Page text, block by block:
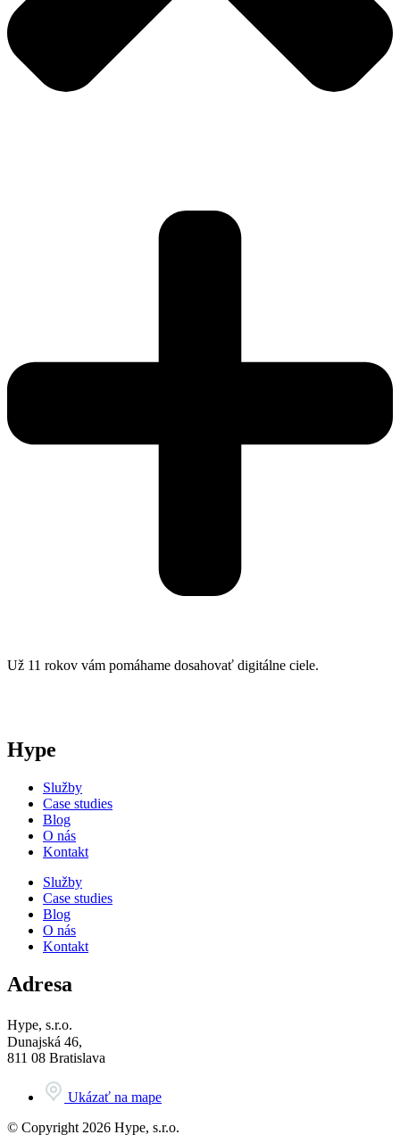
Už 11 rokov vám pomáhame dosahovať digitálne ciele.
Hype
Služby
Case studies
Blog
O nás
Kontakt
Služby
Case studies
Blog
O nás
Kontakt
Adresa
Hype, s.r.o.
Dunajská 46,
811 08 Bratislava
Ukázať na mape
© Copyright 2026 Hype, s.r.o.